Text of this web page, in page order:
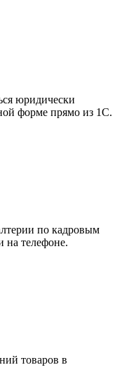
юридически
форме прямо из 1С.
по кадровым
на телефоне.
товаров в